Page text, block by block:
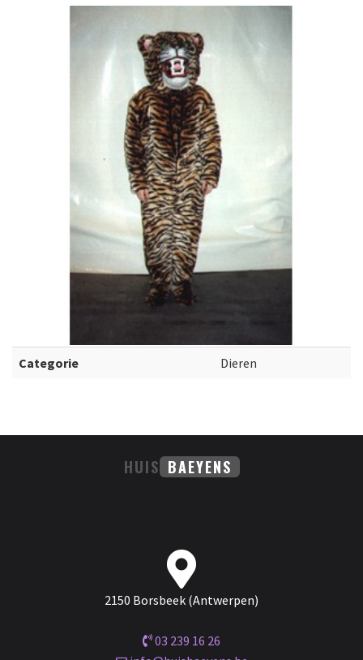
Categorie Dieren
HUIS BAEYENS
2150 Borsbeek (Antwerpen)
03 239 16 26